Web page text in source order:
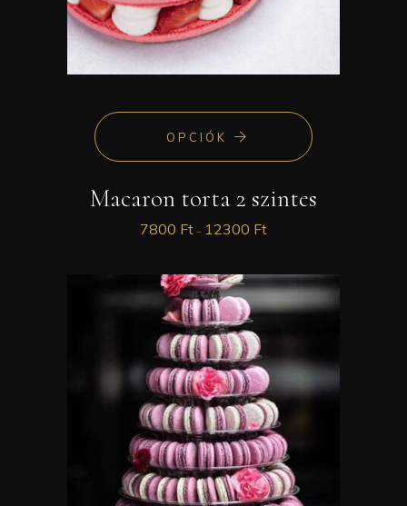
OPCIÓK
Macaron torta 2 szintes
7800 Ft – 12300 Ft